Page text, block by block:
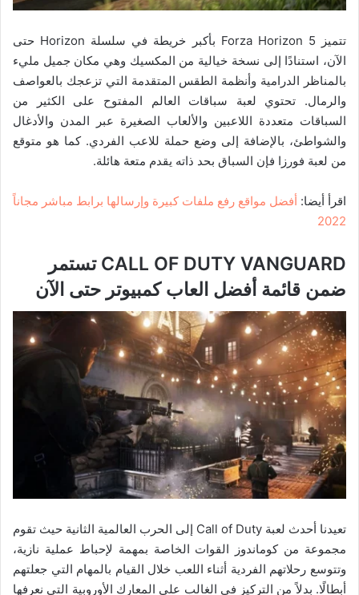
تتميز Forza Horizon 5 بأكبر خريطة في سلسلة Horizon حتى
الآن، استنادًا إلى نسخة خيالية من المكسيك وهي مكان جميل مليء
بالمناظر الدرامية وأنظمة الطقس المتقدمة التي تزعجك بالعواصف
والرمال. تحتوي لعبة سباقات العالم المفتوح على الكثير من
السباقات متعددة اللاعبين والألعاب الصغيرة عبر المدن والأدغال
والشواطئ، بالإضافة إلى وضع حملة للاعب الفردي. كما هو متوقع
من لعبة فورزا فإن السباق بحد ذاته يقدم متعة هائلة.
اقرأ أيضا: أفضل مواقع رفع ملفات كبيرة وإرسالها برابط مباشر مجاناً
2022
CALL OF DUTY VANGUARD تستمر
ضمن قائمة أفضل العاب كمبيوتر حتى الآن
تعيدنا أحدث لعبة Call of Duty إلى الحرب العالمية الثانية حيث تقوم
مجموعة من كوماندوز القوات الخاصة بمهمة لإحباط عملية نازية،
وتتوسع رحلاتهم الفردية أثناء اللعب خلال القيام بالمهام التي جعلتهم
أبطالًا. بدلاً من التركيز في الغالب على المعارك الأوروبية التي نعرفها